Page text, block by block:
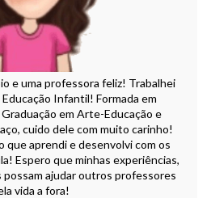
e uma professora feliz! Trabalhei
Infantil! Formada em
em Arte-Educação e
cuido dele com muito carinho!
que aprendi e desenvolvi com os
Espero que minhas experiências,
ajudar outros professores
vida a fora!